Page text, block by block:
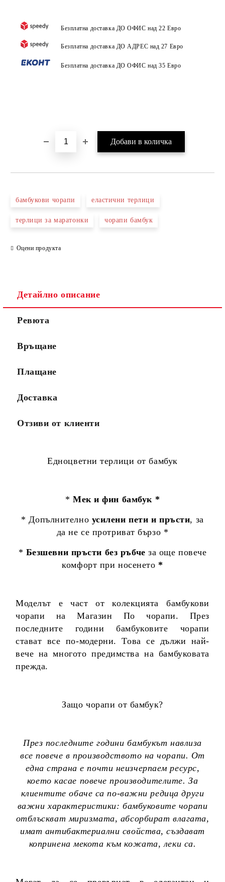
Безплатна доставка ДО ОФИС над 22 Евро
Безплатна доставка ДО АДРЕС над 27 Евро
Безплатна доставка ДО ОФИС над 35 Евро
бамбукови чорапи еластични терлици
терлици за маратонки чорапи бамбук
Оцени продукта
Детайлно описание
Ревюта
Връщане
Плащане
Доставка
Отзиви от клиенти
Едноцветни терлици от бамбук
*Мек и фин бамбук *
* Допълнително усилени пети и пръсти, за
да не се протриват бързо *
* Безшевни пръсти без ръбчеза още повече
комфорт при носенето *
Моделът е част от колекцията бамбукови
чорапи на Магазин По чорапи. През
последните години бамбуковите чорапи
стават все по-модерни. Това се дължи най-
вече на многото предимства на бамбуковата
прежда.
Защо чорапи от бамбук?
През последните години бамбукът навлиза
все повече в производството на чорапи. От
една страна е почти неизчерпаем ресурс,
което касае повече производителите. За
клиентите обаче са по-важни редица други
важни характеристики: бамбуковите чорапи
отблъскват миризмата, абсорбират влагата,
имат антибактериални свойства, създават
копринена мекота към кожата, леки са.